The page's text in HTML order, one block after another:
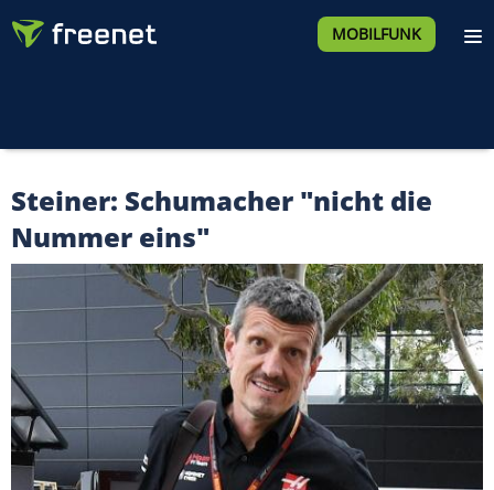
MOBILFUNK
Steiner: Schumacher "nicht die
Nummer eins"